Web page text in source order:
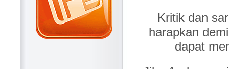
Kritik dan
harapkan
dapat